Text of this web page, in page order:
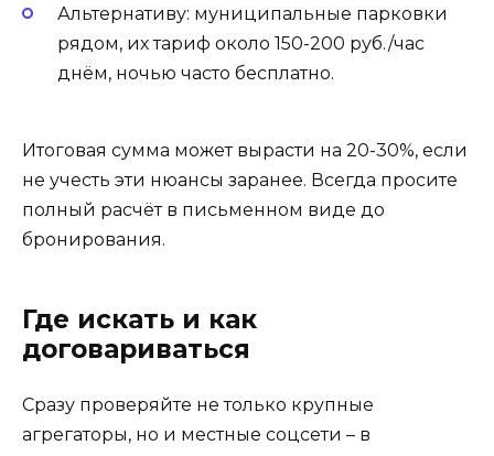
Альтернативу: муниципальные парковки
рядом, их тариф около 150-200 руб./час
днём, ночью часто бесплатно.
Итоговая сумма может вырасти на 20-30%, если
не учесть эти нюансы заранее. Всегда просите
полный расчёт в письменном виде до
бронирования.
Где искать и как
договариваться
Сразу проверяйте не только крупные
агрегаторы, но и местные соцсети – в